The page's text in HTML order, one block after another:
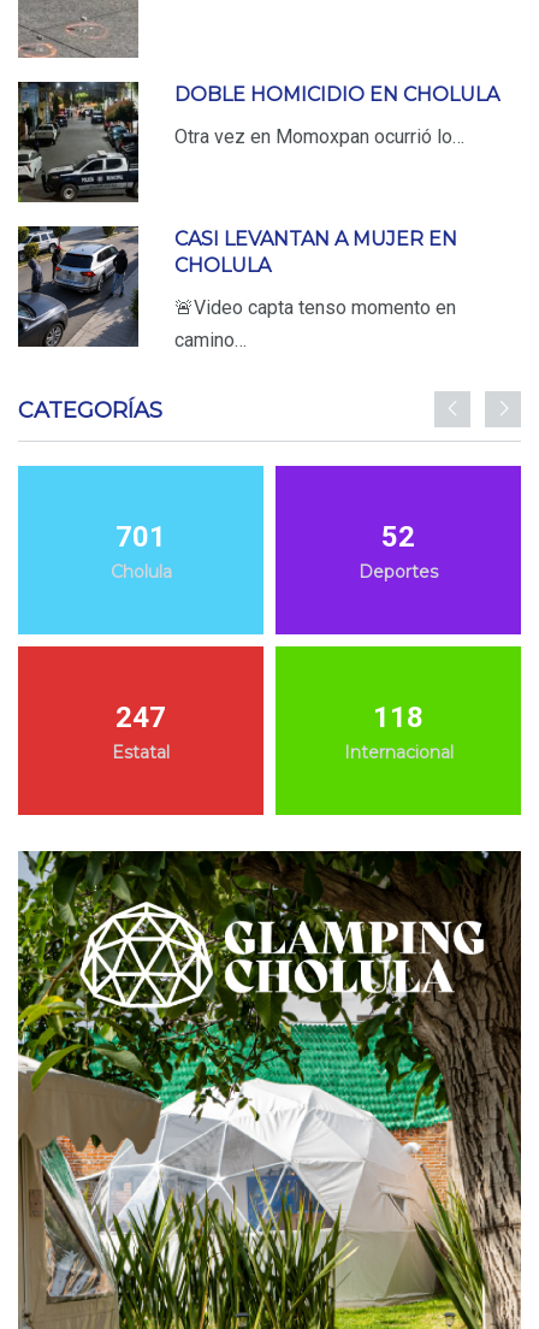
DOBLE HOMICIDIO EN CHOLULA
Otra vez en Momoxpan ocurrió lo…
CASI LEVANTAN A MUJER EN
CHOLULA
🚨Video capta tenso momento en
camino…
CATEGORÍAS
701
Cholula
52
Deportes
247
Estatal
118
Internacional